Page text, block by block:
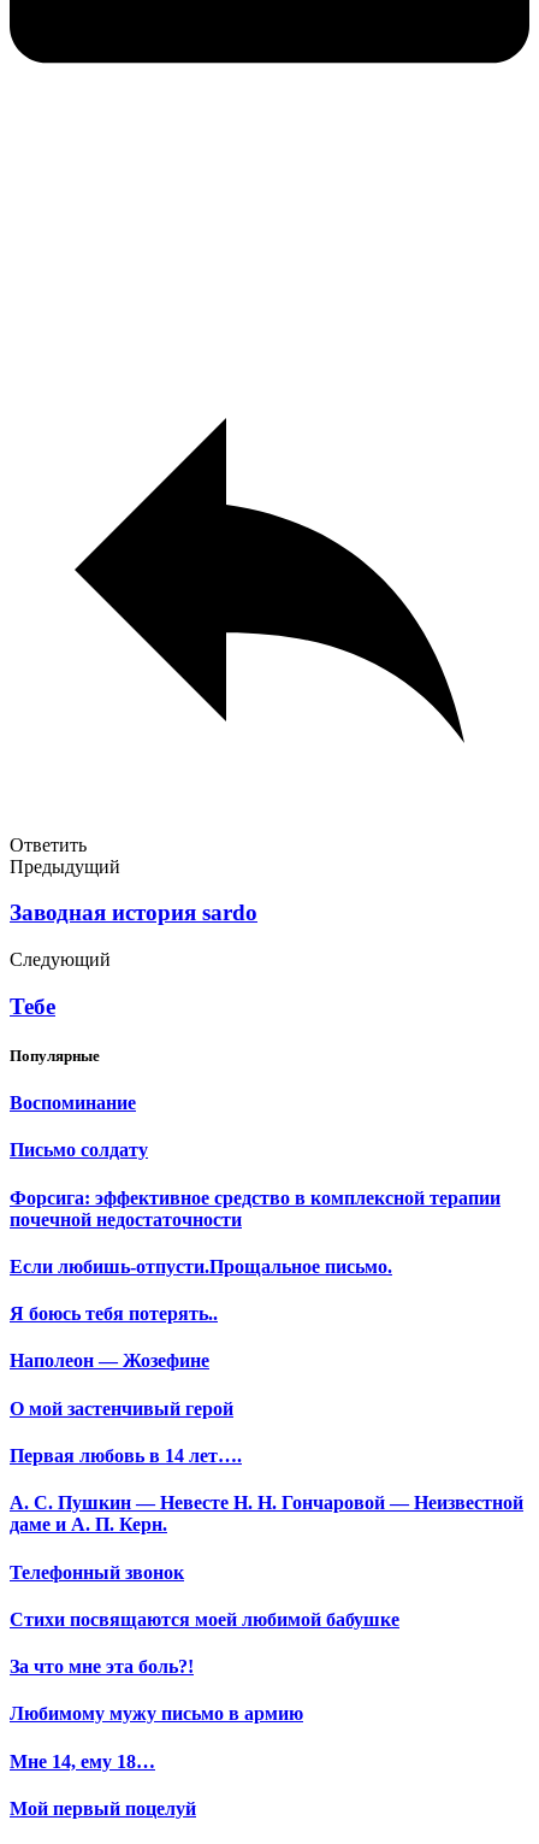
Ответить
Предыдущий
Заводная история sardo
Следующий
Тебе
Популярные
Воспоминание
Письмо солдату
Форсига: эффективное средство в комплексной терапии
почечной недостаточности
Если любишь-отпусти.Прощальное письмо.
Я боюсь тебя потерять..
Наполеон — Жозефине
О мой застенчивый герой
Первая любовь в 14 лет….
А. С. Пушкин — Невесте Н. Н. Гончаровой — Неизвестной
даме и А. П. Керн.
Телефонный звонок
Стихи посвящаются моей любимой бабушке
За что мне эта боль?!
Любимому мужу письмо в армию
Мне 14, ему 18…
Мой первый поцелуй